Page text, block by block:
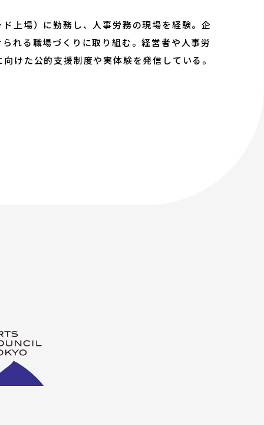
上場）に勤務し、人事労務の現場を経験。企
れる職場づくりに取り組む。経営者や人事労
けた公的支援制度や実体験を発信している。